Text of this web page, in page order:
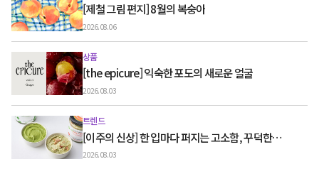
[제철 그림 편지] 8월의 복숭아
2026.08.06
상품
[the epicure] 익숙한 포도의 새로운 얼굴
2026.08.03
트렌드
[이주의 신상] 한 입마다 퍼지는 고소함, 꾸덕한
그릭요거트와 우유 디저트
2026.08.03